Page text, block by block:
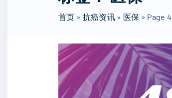
首页 » 抗癌资讯» 医保 » Page 4